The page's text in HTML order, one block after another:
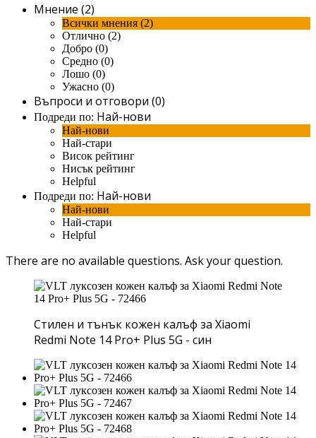
Мнение (2)
Всички мнения (2)
Отлично (2)
Добро (0)
Средно (0)
Лошо (0)
Ужасно (0)
Въпроси и отговори (0)
Подреди по: Най-нови
Най-нови
Най-стари
Висок рейтинг
Нисък рейтинг
Helpful
Подреди по: Най-нови
Най-нови
Най-стари
Helpful
There are no available questions. Ask your question.
Стилен и тънък кожен калъф за Xiaomi
Redmi Note 14 Pro+ Plus 5G - син